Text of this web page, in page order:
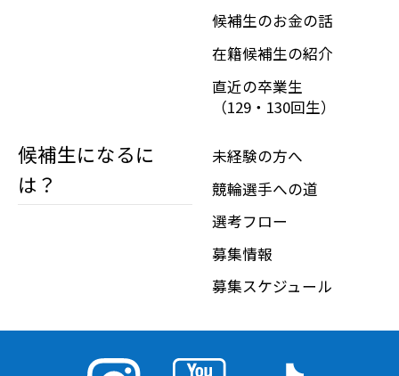
候補生のお金の話
在籍候補生の紹介
直近の卒業生
（129・130回生）
候補生になるに
は？
未経験の方へ
競輪選手への道
選考フロー
募集情報
募集スケジュール